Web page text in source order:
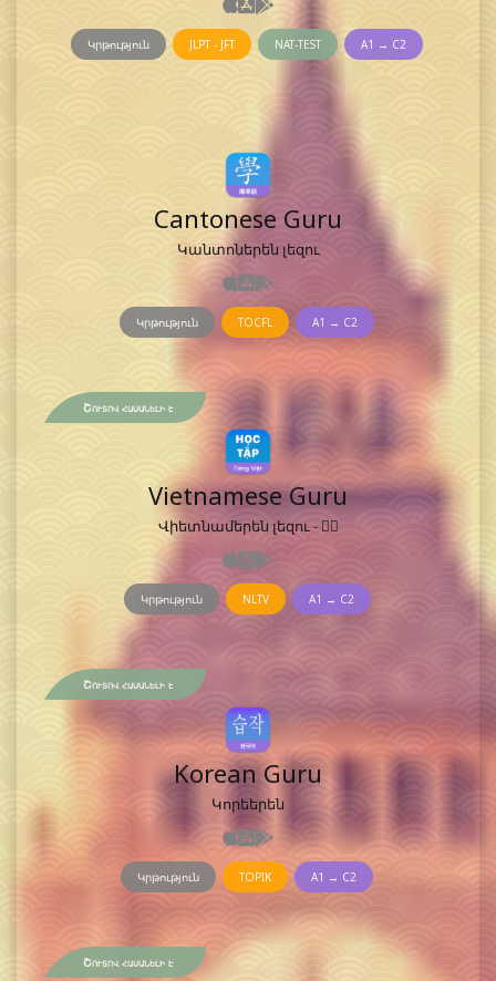
Կրթություն JLPT - JFT NAT-TEST A1 → C2
Cantonese Guru
Կանտոներեն լեզու
Կրթություն TOCFL A1 → C2
Շուտով հասանելի է
Vietnamese Guru
Վիետնամերեն լեզու - 𡨸喃
Կրթություն NLTV A1 → C2
Շուտով հասանելի է
Korean Guru
Կորեերեն
Կրթություն TOPIK A1 → C2
Շուտով հասանելի է